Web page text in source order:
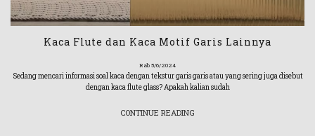
Kaca Flute dan Kaca Motif Garis Lainnya
Rab 5/6/2024
Sedang mencari informasi soal kaca dengan tekstur garis garis atau yang sering juga disebut
dengan kaca flute glass? Apakah kalian sudah
CONTINUE READING